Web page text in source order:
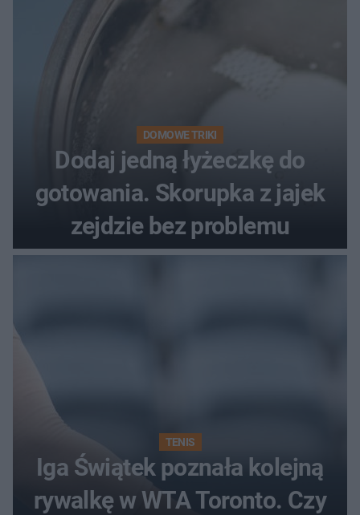
DOMOWE TRIKI
Dodaj jedną łyżeczkę do
gotowania. Skorupka z jajek
zejdzie bez problemu
TENIS
Iga Świątek poznała kolejną
rywalkę w WTA Toronto. Czy